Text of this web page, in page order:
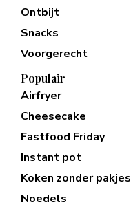
Ontbijt
Snacks
Voorgerecht
Populair
Airfryer
Cheesecake
Fastfood Friday
Instant pot
Koken zonder pakjes
Noedels